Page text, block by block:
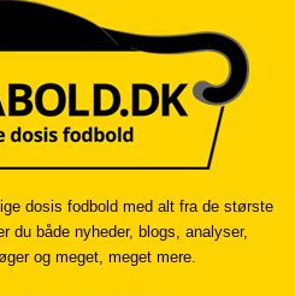
dosis fodbold med alt fra de største
du både nyheder, blogs, analyser,
og meget, meget mere.